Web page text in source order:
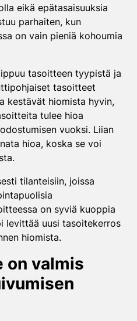
eikä epätasaisuuksia
parhaiten, kun
on vain pieniä kohoumia
tasoitteen tyypistä ja
tasoitteet
kestävät hiomista hyvin,
tulee hioa
vuoksi. Liian
hioa, koska se voi
tilanteisiin, joissa
on syviä kuoppia
levittää uusi tasoitekerros
hiomista.
on valmis